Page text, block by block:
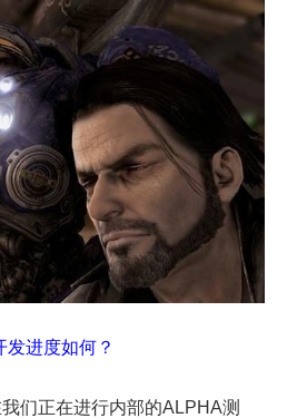
进度如何？
们正在进行内部的ALPHA测